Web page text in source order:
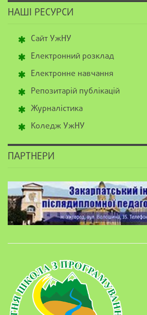
НАШІ РЕСУРСИ
Сайт УжНУ
Електронний розклад
Електронне навчання
Репозитарій публікацій
Журналістика
Коледж УжНУ
ПАРТНЕРИ